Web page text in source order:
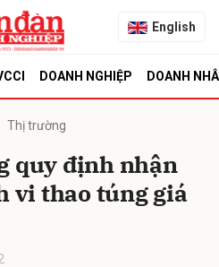
English
DOANH NGHIỆP DOANH
Thị trường
quy định nhận
vi thao túng giá